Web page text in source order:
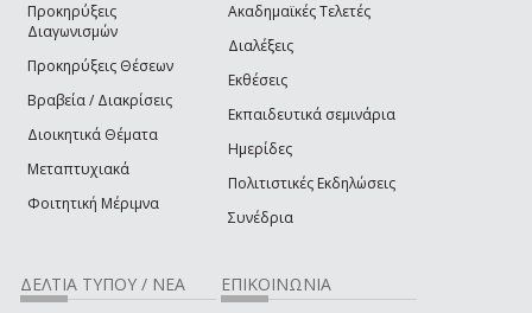
Προκηρύξεις
Διαγωνισμών
Προκηρύξεις Θέσεων
Βραβεία / Διακρίσεις
Διοικητικά Θέματα
Μεταπτυχιακά
Φοιτητική Μέριμνα
Ακαδημαϊκές Τελετές
Διαλέξεις
Εκθέσεις
Εκπαιδευτικά σεμινάρια
Ημερίδες
Πολιτιστικές Εκδηλώσεις
Συνέδρια
ΔΕΛΤΙΑ ΤΥΠΟΥ / ΝΕΑ ΕΠΙΚΟΙΝΩΝΙΑ